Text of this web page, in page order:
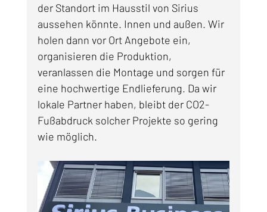
der Standort im Hausstil von Sirius
aussehen könnte. Innen und außen. Wir
holen dann vor Ort Angebote ein,
organisieren die Produktion,
veranlassen die Montage und sorgen für
eine hochwertige Endlieferung. Da wir
lokale Partner haben, bleibt der CO2-
Fußabdruck solcher Projekte so gering
wie möglich.